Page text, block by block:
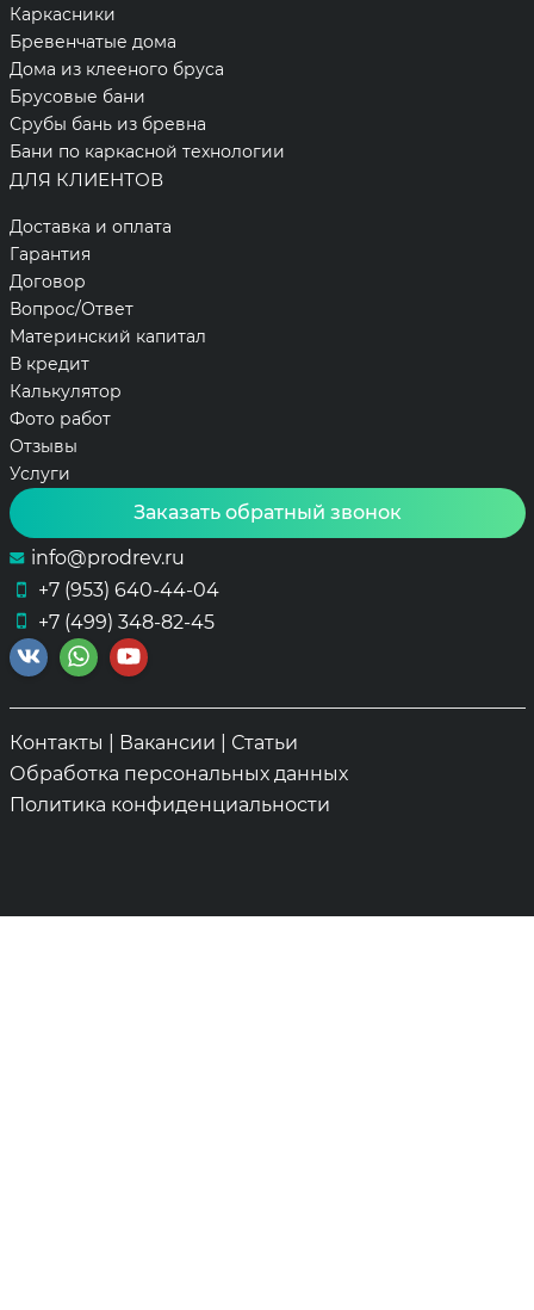
Каркасники
Бревенчатые дома
Дома из клееного бруса
Брусовые бани
Срубы бань из бревна
Бани по каркасной технологии
ДЛЯ КЛИЕНТОВ
Доставка и оплата
Гарантия
Договор
Вопрос/Ответ
Материнский капитал
В кредит
Калькулятор
Фото работ
Отзывы
Услуги
Заказать обратный звонок
info@prodrev.ru
+7 (953) 640-44-04
+7 (499) 348-82-45
Контакты Вакансии
Статьи
Обработка персональных данных
Политика конфиденциальности